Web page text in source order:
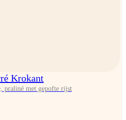
Krokant
praliné met gepofte rijst